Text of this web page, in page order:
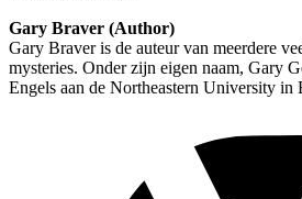
Gary Braver (Author)
Gary Braver is de auteur van meerdere
mysteries. Onder zijn eigen naam, Gary
Engels aan de Northeastern University in